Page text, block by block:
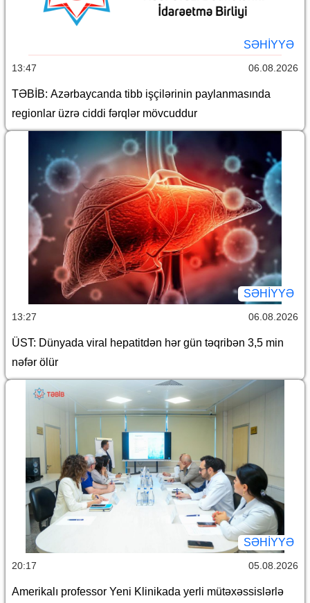
SƏHIYYƏ
13:47 06.08.2026
TƏBİB: Azərbaycanda tibb işçilərinin paylanmasında
regionlar üzrə ciddi fərqlər mövcuddur
SƏHIYYƏ
13:27 06.08.2026
ÜST: Dünyada viral hepatitdən hər gün təqribən 3,5 min
nəfər ölür
SƏHIYYƏ
20:17 05.08.2026
Amerikalı professor Yeni Klinikada yerli mütəxəssislərlə